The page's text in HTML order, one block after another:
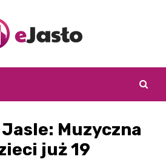
Jasle: Muzyczna
już 19